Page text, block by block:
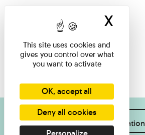
I want information
This site uses cookies and
gives you control over what
you want to activate
OK, accept all
Deny all cookies
X